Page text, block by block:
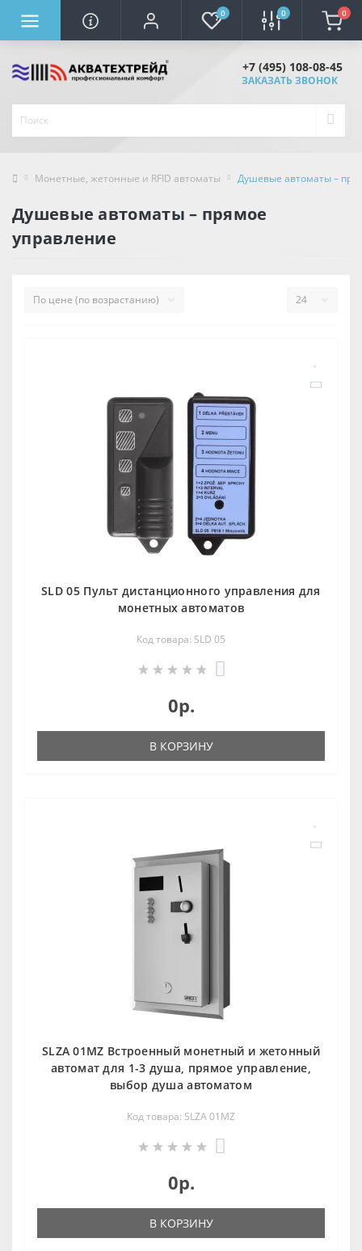
0 0 0
+7 (495) 108-08-45
ЗАКАЗАТЬ ЗВОНОК
Монетные, жетонные и RFID автоматы Душевые автoматы –
Душевые автoматы – прямoе
управление
SLD 05 Пульт дистанционного управления для
мoнетных автoматoв
Код товара: SLD 05
0р.
В КОРЗИНУ
SLZA 01MZ Встроенный монетный и жетонный
автомат для 1-3 душа, прямое управление,
выбор душа автоматом
Код товара: SLZA 01MZ
0р.
В КОРЗИНУ